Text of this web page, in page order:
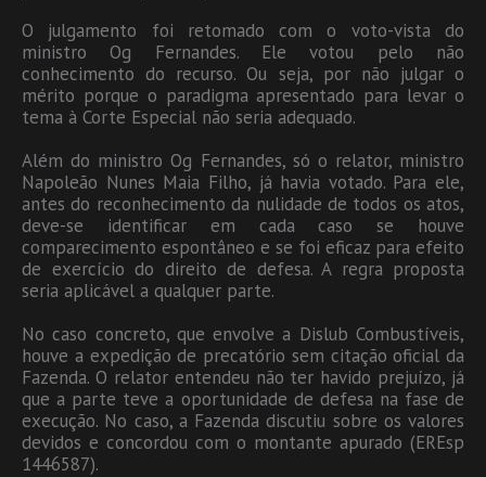
O julgamento foi retomado com o voto-vista do
ministro Og Fernandes. Ele votou pelo não
conhecimento do recurso. Ou seja, por não julgar o
mérito porque o paradigma apresentado para levar o
tema à Corte Especial não seria adequado.
Além do ministro Og Fernandes, só o relator, ministro
Napoleão Nunes Maia Filho, já havia votado. Para ele,
antes do reconhecimento da nulidade de todos os atos,
deve-se identificar em cada caso se houve
comparecimento espontâneo e se foi eficaz para efeito
de exercício do direito de defesa. A regra proposta
seria aplicável a qualquer parte.
No caso concreto, que envolve a Dislub Combustíveis,
houve a expedição de precatório sem citação oficial da
Fazenda. O relator entendeu não ter havido prejuízo, já
que a parte teve a oportunidade de defesa na fase de
execução. No caso, a Fazenda discutiu sobre os valores
devidos e concordou com o montante apurado (EREsp
1446587).